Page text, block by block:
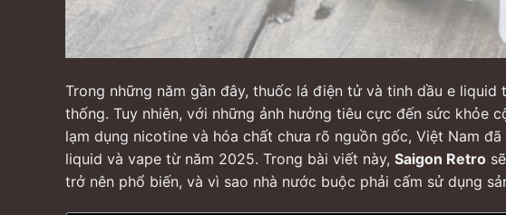
Trong những năm gần đây, thuốc lá điện tử và tinh dầu e
thống. Tuy nhiên, với những ảnh hưởng tiêu cực đến sức khỏe
lạm dụng nicotine và hóa chất chưa rõ nguồn gốc, Việt Nam
liquid và vape từ năm 2025. Trong bài viết này, Saigon Retro
trở nên phổ biến, và vì sao nhà nước buộc phải cấm sử dụng